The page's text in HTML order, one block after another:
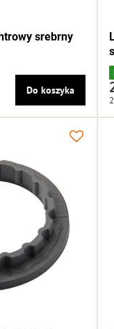
srebrny
Do koszyka